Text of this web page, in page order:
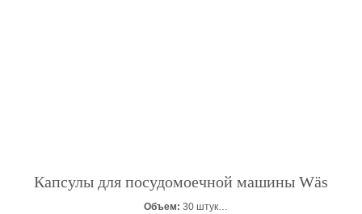
Капсулы для посудомоечной машины Wäs
Объем: 30 штук